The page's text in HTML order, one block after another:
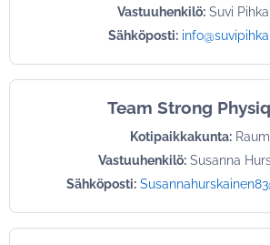
Vastuuhenkilö:Suvi
Sähköposti:
Team Strong
Kotipaikkakunta:
Vastuuhenkilö:Susanna
Sähköposti: